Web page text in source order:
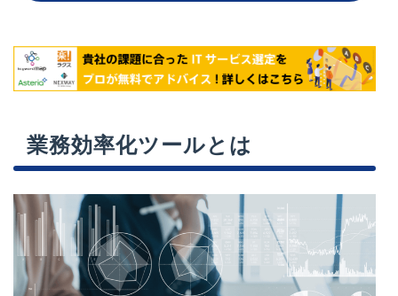
業務効率化ツールとは